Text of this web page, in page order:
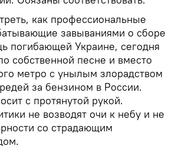
как профессиональные
завываниями о сборе
погибающей Украине, сегодня
собственной песне и вместо
метро с унылым злорадством
за бензином в России.
с протянутой рукой.
не возводят очи к небу и не
со страдающим